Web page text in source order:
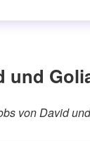
und
von David